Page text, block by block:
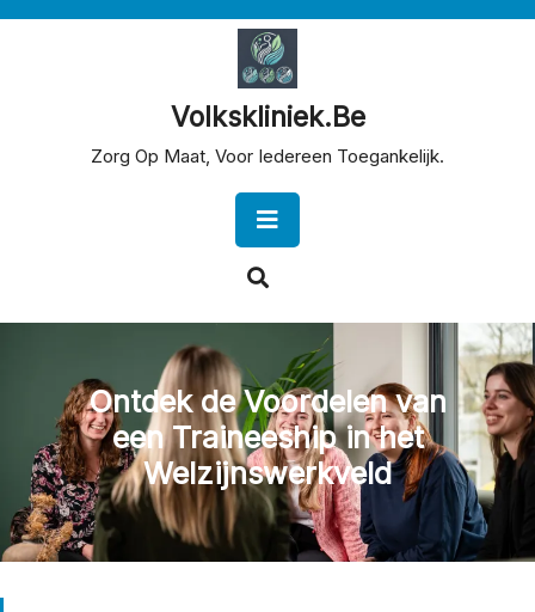
Volkskliniek.be
Zorg Op Maat, Voor Iedereen Toegankelijk.
Button
Ontdek de Voordelen van
een Traineeship in het
Welzijnswerkveld